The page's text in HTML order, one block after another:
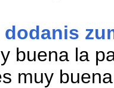
dodanis
buena la
muy